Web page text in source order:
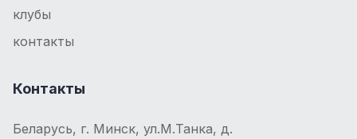
клубы
контакты
Контакты
Беларусь, г. Минск, ул.М.Танка, д.